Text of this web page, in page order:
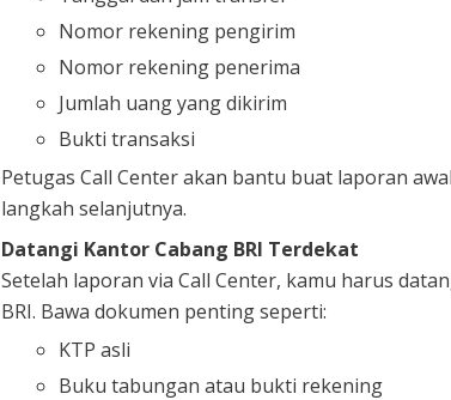
Nomor rekening pengirim
Nomor rekening penerima
Jumlah uang yang dikirim
Bukti transaksi
Petugas Call Center akan bantu buat laporan
langkah selanjutnya.
Datangi Kantor Cabang BRI Terdekat
Setelah laporan via Call Center, kamu harus
BRI. Bawa dokumen penting seperti:
KTP asli
Buku tabungan atau bukti rekening